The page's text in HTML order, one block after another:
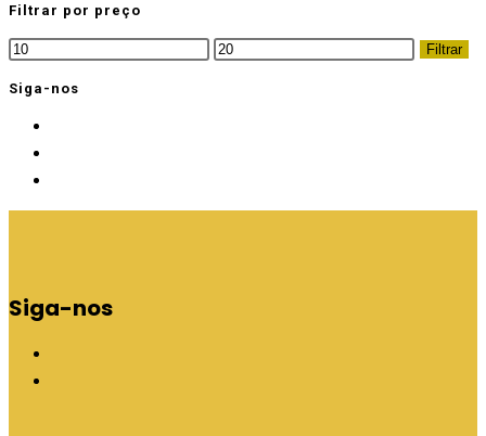
Filtrar por preço
Preço
Preço
Filtrar
Siga-nos
Siga-nos